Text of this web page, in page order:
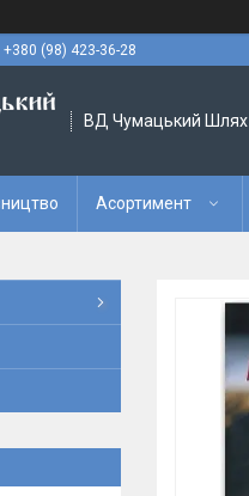
+380 (98) 423-36-28
ВД Чумацький Шлях
Асортимент